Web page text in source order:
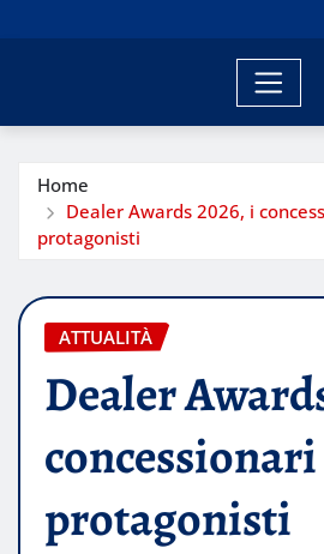
Home
Dealer Awards 2026, i
protagonisti
ATTUALITÀ
Dealer
protagonisti